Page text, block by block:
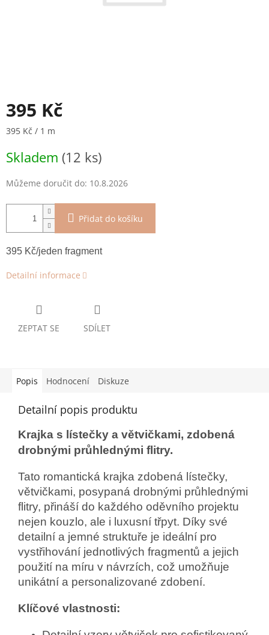
395 Kč
Měrná
395 Kč / 1 m
Skladem (12 ks)
Můžeme doručit do: 10.8.2026
Přidat do košíku
395 Kč/jeden fragment
Detailní informace
ZEPTAT SE SDÍLET
Popis Hodnocení Diskuze
Detailní popis produktu
Krajka s lístečky a větvičkami, zdobená
drobnými průhlednými flitry.
Tato romantická krajka zdobená lístečky,
větvičkami, posypaná drobnými průhlednými
flitry, přináší do každého oděvního projektu
nejen kouzlo, ale i luxusní třpyt. Díky své
detailní a jemné struktuře je ideální pro
vystřihování jednotlivých fragmentů a jejich
použití na míru v návrzích, což umožňuje
unikátní a personalizované zdobení.
Klíčové vlastnosti: